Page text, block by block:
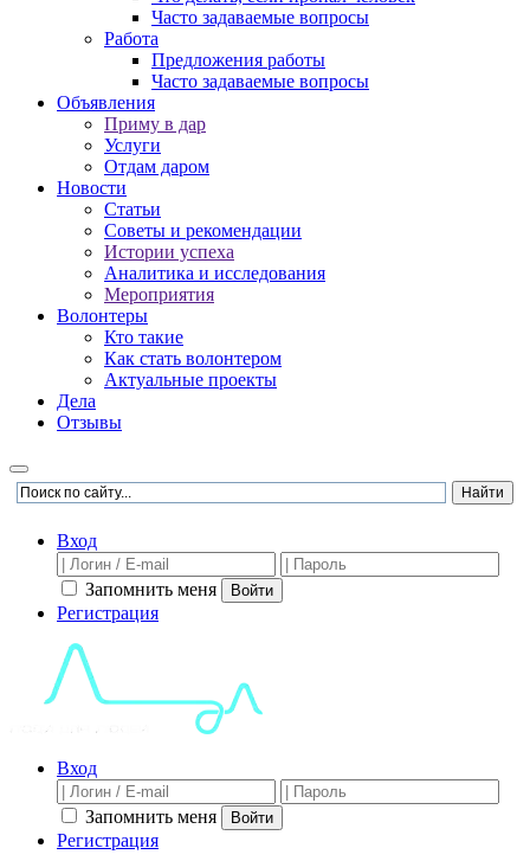
Часто задаваемые вопросы
Работа
Предложения работы
Часто задаваемые вопросы
Объявления
Приму в дар
Услуги
Отдам даром
Новости
Статьи
Советы и рекомендации
Истории успеха
Аналитика и исследования
Мероприятия
Волонтеры
Кто такие
Как стать волонтером
Актуальные проекты
Дела
Отзывы
Вход
Запомнить меня Войти
Регистрация
Вход
Запомнить меня Войти
Регистрация